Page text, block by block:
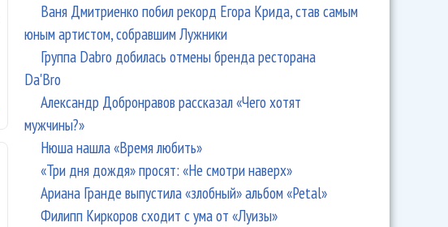
о Найк Борзов спел летнее про велосипедисток
Ваня Дмитриенко побил рекорд Егора Крида, став самым
юным артистом, собравшим Лужники
Группа Dabro добилась отмены бренда ресторана
Da'Bro
Александр Добронравов рассказал «Чего хотят
мужчины?»
Нюша нашла «Время любить»
«Три дня дождя» просят: «Не смотри наверх»
Ариана Гранде выпустила «злобный» альбом «Petal»
Филипп Киркоров сходит с ума от «Луизы»